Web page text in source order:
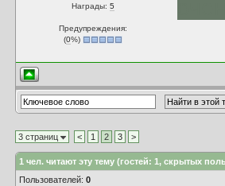
Награды:5
Предупреждения:
(0%)
3 страниц < 1 2 3 >
1 чел. читают эту тему (гостей: 1, скрытых
Пользователей:0